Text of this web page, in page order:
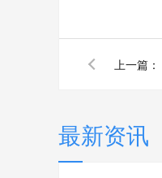
上一篇：
最新资讯